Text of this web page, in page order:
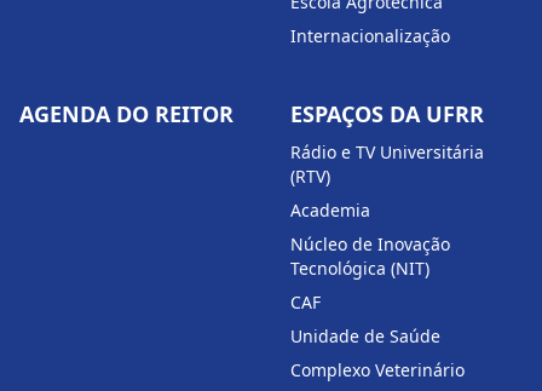
Internacionalização
AGENDA DO REITOR ESPAÇOS DA UFRR
Rádio e TV Universitária
(RTV)
Academia
Núcleo de Inovação
Tecnológica (NIT)
CAF
Unidade de Saúde
Complexo Veterinário